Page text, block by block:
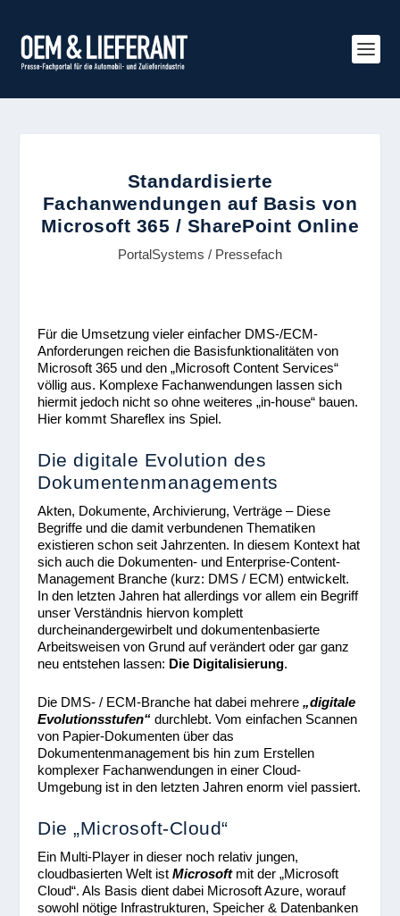
Standardisierte
Fachanwendungen auf Basis von
Microsoft 365 / SharePoint Online
PortalSystems / Pressefach
Für die Umsetzung vieler einfacher DMS-/ECM-
Anforderungen reichen die Basisfunktionalitäten von
Microsoft 365 und den „Microsoft Content Services“
völlig aus. Komplexe Fachanwendungen lassen sich
hiermit jedoch nicht so ohne weiteres „in-house“ bauen.
Hier kommt Shareflex ins Spiel.
Die digitale Evolution des
Dokumentenmanagements
Akten, Dokumente, Archivierung, Verträge – Diese
Begriffe und die damit verbundenen Thematiken
existieren schon seit Jahrzenten. In diesem Kontext hat
sich auch die Dokumenten- und Enterprise-Content-
Management Branche (kurz: DMS / ECM) entwickelt.
In den letzten Jahren hat allerdings vor allem ein Begriff
unser Verständnis hiervon komplett
durcheinandergewirbelt und dokumentenbasierte
Arbeitsweisen von Grund auf verändert oder gar ganz
neu entstehen lassen: Die Digitalisierung.
Die DMS- / ECM-Branche hat dabei mehrere„digitale
Evolutionsstufen“ durchlebt. Vom einfachen Scannen
von Papier-Dokumenten über das
Dokumentenmanagement bis hin zum Erstellen
komplexer Fachanwendungen in einer Cloud-
Umgebung ist in den letzten Jahren enorm viel passiert.
Die „Microsoft-Cloud“
Ein Multi-Player in dieser noch relativ jungen,
cloudbasierten Welt istMicrosoftmit der „Microsoft
Cloud“. Als Basis dient dabei Microsoft Azure, worauf
sowohl nötige Infrastrukturen, Speicher & Datenbanken